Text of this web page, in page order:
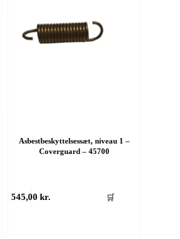
Asbestbeskyttelsessæt, niveau 1 –
Coverguard – 45700
545,00kr. 🛒